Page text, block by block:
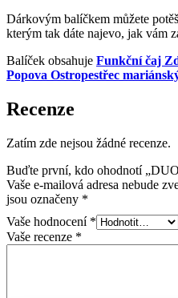
Dárkovým balíčkem můžete
kterým tak dáte najevo, jak vám
Balíček obsahuje Funkční čaj
Popova Ostropestřec
Recenze
Zatím zde nejsou žádné recenze.
Buďte první, kdo ohodnotí
Vaše e-mailová adresa nebude
jsou označeny *
Vaše hodnocení *
Vaše recenze *